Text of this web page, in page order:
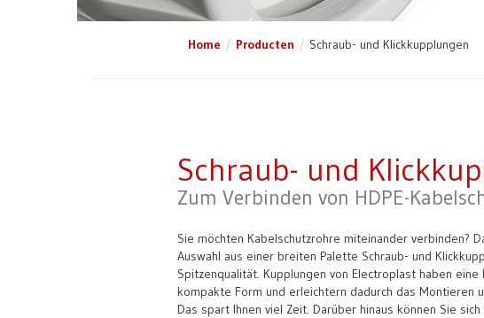
Home Producten Schraub- und Klickkupplungen
Schraub- und
Zum Verbinden von HDPE-
Sie möchten Kabelschutzrohre miteinander verbinden?
Auswahl aus einer breiten Palette Schraub- und
Spitzenqualität. Kupplungen von Electroplast haben eine
kompakte Form und erleichtern dadurch das Montieren
Das spart Ihnen viel Zeit. Darüber hinaus können Sie